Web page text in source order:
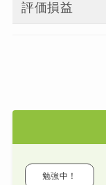
評価損益
勉強中！